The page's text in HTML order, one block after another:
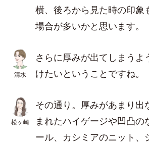
横、後ろから見た時の印象
場合が多いかと思います。
清水
さらに厚みが出てしまうよ
けたいということですね。
松ヶ崎
その通り。厚みがあまり出
まれたハイゲージや凹凸の
ール、カシミアのニット、